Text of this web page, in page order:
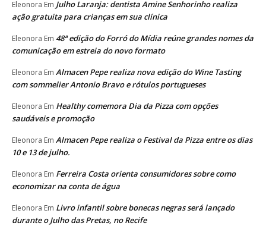
Eleonora Em Julho Laranja: dentista Amine Senhorinho realiza
ação gratuita para crianças em sua clínica
Eleonora Em 48ª edição do Forró do Mídia reúne grandes nomes da
comunicação em estreia do novo formato
Eleonora Em Almacen Pepe realiza nova edição do Wine Tasting
com sommelier Antonio Bravo e rótulos portugueses
Eleonora Em Healthy comemora Dia da Pizza com opções
saudáveis e promoção
Eleonora Em Almacen Pepe realiza o Festival da Pizza entre os dias
10 e 13 de julho.
Eleonora Em Ferreira Costa orienta consumidores sobre como
economizar na conta de água
Eleonora Em Livro infantil sobre bonecas negras será lançado
durante o Julho das Pretas, no Recife